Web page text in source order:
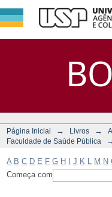
DSpace/
Página Inicial → Livros →
Faculdade de Saúde Pública
A B C D E F G H J K M N
Começa com